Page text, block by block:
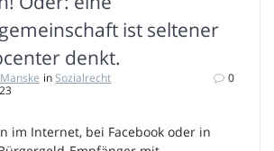
ist seltener
denkt.
inSozialrecht
0
im Internet, bei Facebook oder in